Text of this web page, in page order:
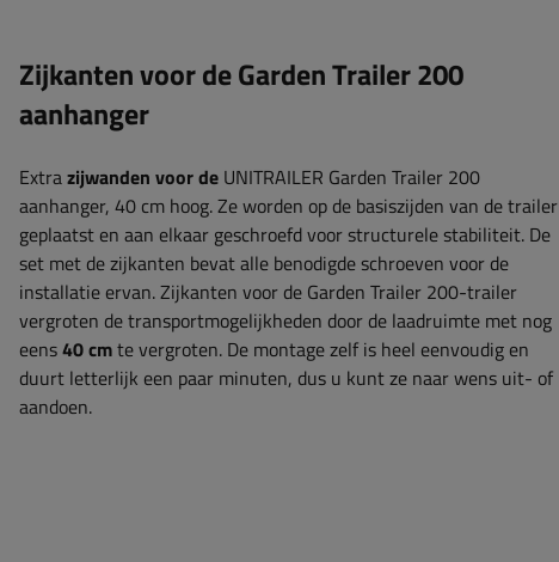
Zijkanten voor de Garden Trailer 200
aanhanger
Extrazijwanden voor de UNITRAILER Garden Trailer 200
aanhanger, 40 cm hoog. Ze worden op de basiszijden van de trailer
geplaatst en aan elkaar geschroefd voor structurele stabiliteit. De
set met de zijkanten bevat alle benodigde schroeven voor de
installatie ervan. Zijkanten voor de Garden Trailer 200-trailer
vergroten de transportmogelijkheden door de laadruimte met nog
eens40 cmte vergroten. De montage zelf is heel eenvoudig en
duurt letterlijk een paar minuten, dus u kunt ze naar wens uit- of
aandoen.